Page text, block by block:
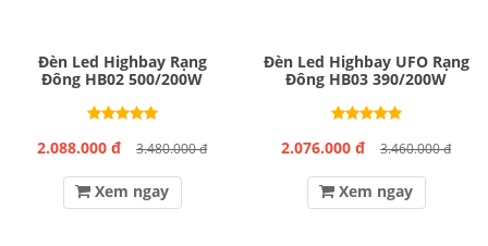
Đèn Led Highbay Rạng
Đông HB02 500/200W
2.088.000 đ 3.480.000 đ
Xem ngay
Đèn Led Highbay UFO Rạng
Đông HB03 390/200W
2.076.000 đ 3.460.000 đ
Xem ngay